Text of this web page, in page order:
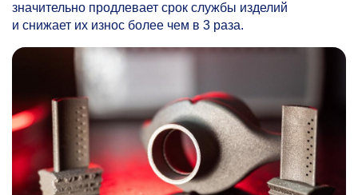
значительно продлевает срок службы изделий
и снижает их износ более чем в 3 раза.